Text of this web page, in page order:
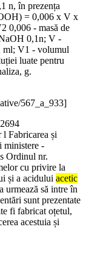
n, în prezența
= 0,006 x V x
0,006 - masă de
0,1n; V -
ml; V1 - volumul
luate pentru
g.
567_a_933]
l Fabricarea și
ministere -
Ordinul nr.
cu privire la
și a acidului acetic
urmează să intre în
sunt prezentate
fi fabricat oțetul,
acestuia și